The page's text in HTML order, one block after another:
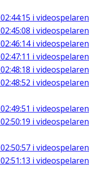
02:44:15 i videospelaren
02:45:08 i videospelaren
02:46:14i videospelaren
02:47:11 i videospelaren
02:48:18 i videospelaren
02:48:52 i videospelaren
02:49:51 i videospelaren
02:50:19 i videospelaren
02:50:57 i videospelaren
02:51:13 i videospelaren